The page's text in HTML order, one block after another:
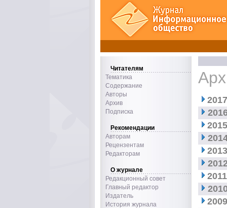
Читателям
Тематика
Содержание
Авторы
Архив
Подписка
Рекомендации
Авторам
Рецензентам
Редакторам
О журнале
Редакционный совет
Главный редактор
Издатель
История журнала